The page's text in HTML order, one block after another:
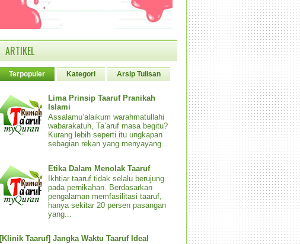
ARTIKEL
Terpopuler Kategori Arsip Tulisan
Lima Prinsip Taaruf Pranikah
Islami
Assalamu’alaikum warahmatullahi
wabarakatuh, Ta’aruf masa begitu?
Kurang lebih seperti itu ungkapan
sebagian rekan yang menyayang...
Etika Dalam Menolak Taaruf
Ikhtiar taaruf tidak selalu berujung
pada pernikahan. Berdasarkan
pengalaman memfasilitasi taaruf,
hanya sekitar 20 persen pasangan
yang...
[Klinik Taaruf] Jangka Waktu Taaruf Ideal